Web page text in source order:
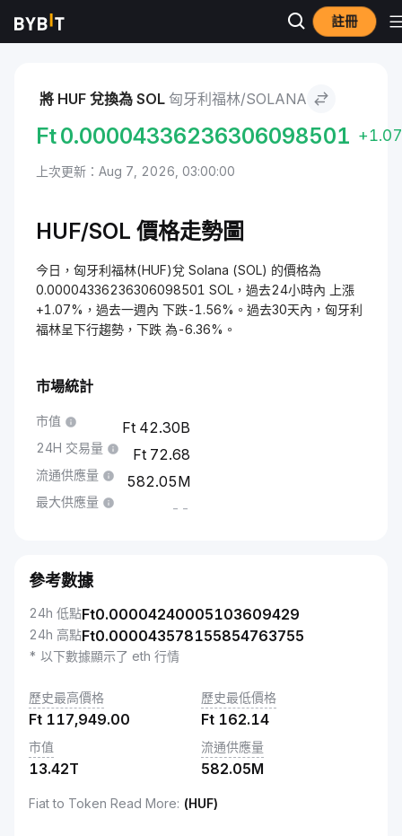
註冊
市場 Solana 價格 SOL 匈牙利福林 to Solana
將 HUF 兌換為 SOL 匈牙利福林/SOLANA
Ft0.00004336236306098501
上次更新：Aug 7, 2026, 03:00:00
HUF/SOL 價格走勢圖
今日，匈牙利福林(HUF)兌 Solana (SOL) 的價格為
0.00004336236306098501 SOL，過去24小時內 上漲
+1.07%，過去一週內 下跌-1.56%。過去30天內，匈牙利
福林呈下行趨勢，下跌 為-6.36%。
市場統計
市值 42.30B
24H 交易量 72.68
流通供應量 582.05M
最大供應量 --
參考數據
24h 低點Ft0.00004240005103609429
24h 高點Ft0.000043578155854763755
* 以下數據顯示了 eth 行情
歷史最高價格
Ft 117,949.00
歷史最低價格
Ft 162.14
市值
13.42T
流通供應量
582.05M
Fiat to Token Read More: (HUF)